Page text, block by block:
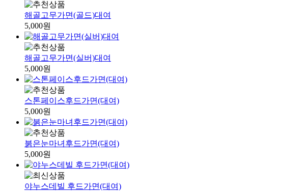
해골고무가면(골드)대여
5,000원
해골고무가면(실버)대여
5,000원
스톤페이스후드가면(대여)
5,000원
붉은눈마녀후드가면(대여)
5,000원
야누스데빌 후드가면(대여)